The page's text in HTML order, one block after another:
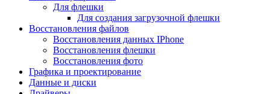
Для флешки
Для создания загрузочной флешки
Восстановления файлов
Восстановления данных IPhone
Восстановления флешки
Восстановления фото
Графика и проектирование
Данные и диски